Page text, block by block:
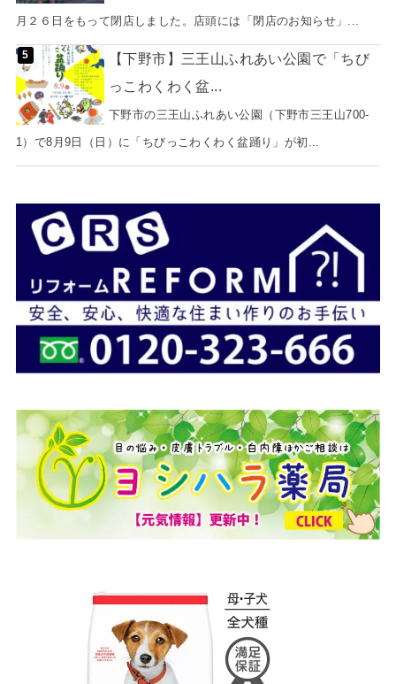
月２６日をもって閉店しました。店頭には「閉店のお知らせ」...
【下野市】三王山ふれあい公園で「ちび
っこわくわく盆...
下野市の三王山ふれあい公園（下野市三王山700-
1）で8月9日（日）に「ちびっこわくわく盆踊り」が初...